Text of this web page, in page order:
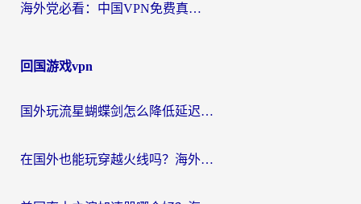
海外党必看：中国VPN免费真的靠谱吗？手把手教你选对回国加速器
回国游戏vpn
国外玩流星蝴蝶剑怎么降低延迟？海外党必看的加速秘籍（含欧洲鸣潮&彩虹岛优化攻略）
在国外也能玩穿越火线吗？海外玩家国服游戏畅玩终极指南